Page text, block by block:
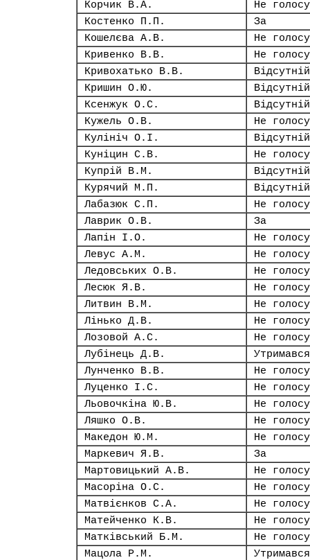
Корчик В.А.
Не
Костенко П.П.
За
Кошелєва А.В.
Не
Кривенко В.В.
Не
Кривохатько В.В.
Відсутній
Кришин О.Ю.
Відсутній
Ксенжук О.С.
Відсутній
Кужель О.В.
Не
Кулініч О.І.
Відсутній
Куніцин С.В.
Не
Купрій В.М.
Відсутній
Курячий М.П.
Відсутній
Лабазюк С.П.
Не
Лаврик О.В.
За
Лапін І.О.
Не
Левус А.М.
Не
Ледовських О.В.
Не
Лесюк Я.В.
Не
Литвин В.М.
Не
Лінько Д.В.
Не
Лозовой А.С.
Не
Лубінець Д.В.
Утримався
Лунченко В.В.
Не
Луценко І.С.
Не
Льовочкіна Ю.В.
Не
Ляшко О.В.
Не
Македон Ю.М.
Не
Маркевич Я.В.
За
Мартовицький А.В.
Не
Масоріна О.С.
Не
Матвієнков С.А.
Не
Матейченко К.В.
Не
Матківський Б.М.
Не
Мацола Р.М.
Утримався